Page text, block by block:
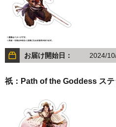
お届け開始日： 2024/
祇：Path of the Goddess ステ